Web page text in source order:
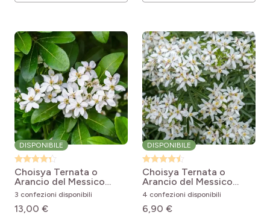
DISPONIBILE
Choisya Ternata o
Arancio del Messico
Choisya ternata
3 confezioni disponibili
13,00 €
DISPONIBILE
Choisya Ternata o
Arancio del Messico
Aztec Pearl Choisya x
dewitteana Aztec Pearl
4 confezioni disponibili
6,90 €